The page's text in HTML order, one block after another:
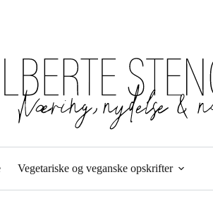
Vegetariske og veganske opskrifter